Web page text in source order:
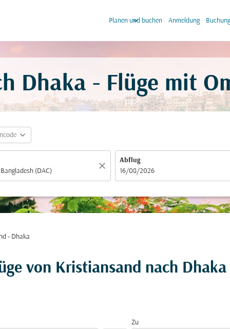
Planen und buchen
keyboard_arrow_down Anmeldung
Dhaka - Flüge mit
expand_more
close
Abflug
fc-booking-departure-date-aria-label
16/08/2026
- Dhaka
von Kristiansand nach Dhaka
Zu
Ziel) zu aktualisieren oder mit den einzelnen Daten